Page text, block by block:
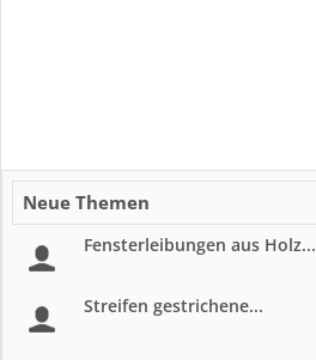
Neue Themen
Fensterleibungen aus Holz...
Streifen gestrichene...